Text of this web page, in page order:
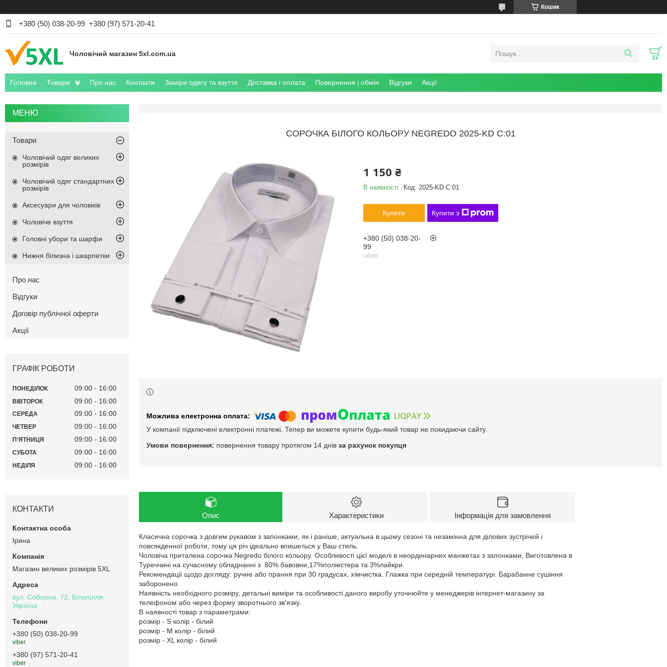
Кошик
+380 (50) 038-20-99 +380 (97) 571-20-41
Чоловічий магазин 5xl.com.ua
Головна Товари Про нас Контакти Заміри одягу та взуття Доставка і оплата Повернення і обмін Відгуки Акції
СОРОЧКА БІЛОГО КОЛЬОРУ NEGREDO 2025-KD C:01
1 150 ₴
В наявності Код: 2025-KD C:01
Купити Купити з
+380 (50) 038-20-
99
viber
У компанії підключені електронні платежі. Тепер ви можете купити будь-який товар не покидаючи сайту.
повернення товару протягом 14 днів за рахунок покупця
Опис Характеристики Інформація для замовлення
Класична сорочка з довгим рукавом з запонками, як і раніше, актуальна в цьому сезоні та незамінна для ділових зустрічей і
повсякденної роботи, тому ця річ ідеально впишеться у Ваш стиль.
Чоловіча приталена сорочка Negredo білого кольору. Особливості цієї моделі в неординарних манжетах з запонками, Виготовлена в
Туреччині на сучасному обладнанні з 80% бавовни,17%поліестера та 3%лайкри.
Рекомендації щодо догляду: ручне або прання при 30 градусах, хімчистка. Глажка при середній температурі. Барабанне сушіння
заборонено.
Наявність необхідного розміру, детальні виміри та особливості даного виробу уточнюйте у менеджерів інтернет-магазину за
телефоном або через форму зворотнього зв'язку.
В наявності товар з параметрами:
розмір - S колір - білий
розмір - M колір - білий
розмір - XL колір - білий
Товари
Чоловічий одяг великих
розмірів
Чоловічий одяг стандартних
розмірів
Аксесуари для чоловіків
Чоловіче взуття
Головні убори та шарфи
Нижня білизна і шкарпетки
Про нас
Відгуки
Договір публічної оферти
Акції
ГРАФІК РОБОТИ
ПОНЕДІЛОК 09:00 16:00
ВІВТОРОК 09:00 16:00
СЕРЕДА 09:00 16:00
ЧЕТВЕР 09:00 16:00
ПʼЯТНИЦЯ 09:00 16:00
СУБОТА 09:00 16:00
НЕДІЛЯ 09:00 16:00
КОНТАКТИ
Ірина
Магазин великих розмірів 5XL
вул. Соборна, 72, Білопілля,
Україна
+380 (50) 038-20-99
viber
+380 (97) 571-20-41
viber